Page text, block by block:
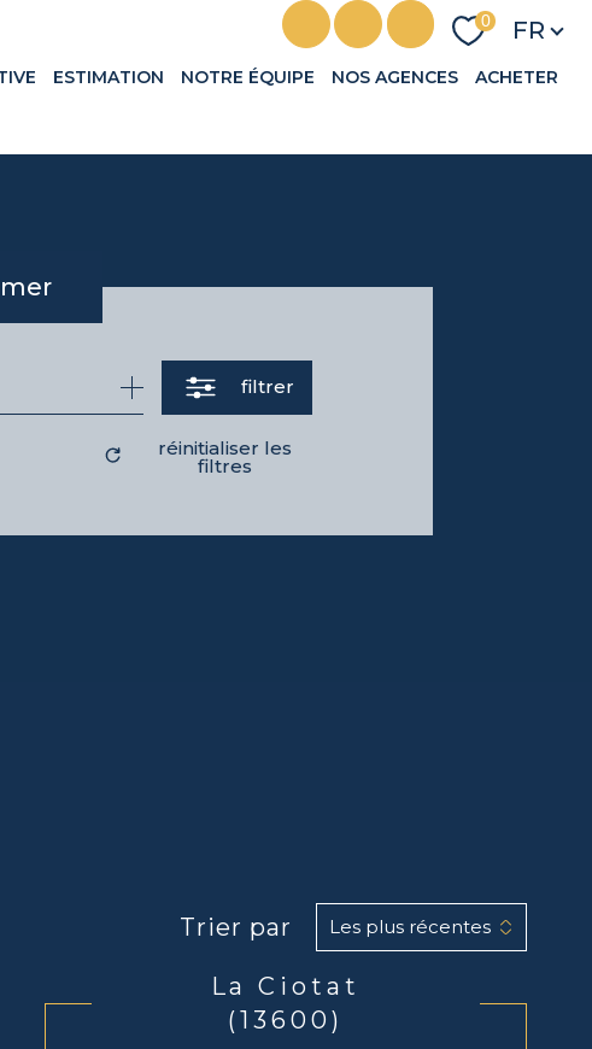
0 FR
ESTIMATION NOTRE ÉQUIPE NOS AGENCES ACHETER
filtrer
réinitialiser les
filtres
Trier par Les plus récentes
La Ciotat
(13600)